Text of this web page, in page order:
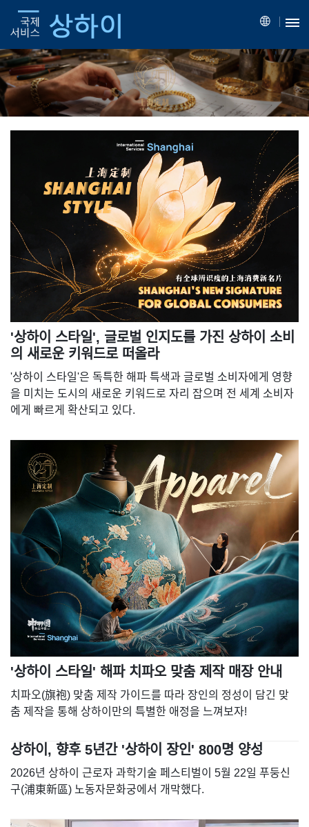
'상하이 스타일', 글로벌 인지도를 가진 상하이 소비
의 새로운 키워드로 떠올라
'상하이 스타일'은 독특한 해파 특색과 글로벌 소비자에게 영향
을 미치는 도시의 새로운 키워드로 자리 잡으며 전 세계 소비자
에게 빠르게 확산되고 있다.
'상하이 스타일' 해파 치파오 맞춤 제작 매장 안내
치파오(旗袍) 맞춤 제작 가이드를 따라 장인의 정성이 담긴 맞
춤 제작을 통해 상하이만의 특별한 애정을 느껴보자!
상하이, 향후 5년간 '상하이 장인' 800명 양성
2026년 상하이 근로자 과학기술 페스티벌이 5월 22일 푸둥신
구(浦東新區) 노동자문화궁에서 개막했다.